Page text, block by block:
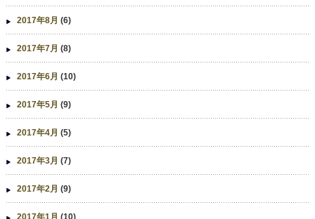
2017年8月 (6)
2017年7月 (8)
2017年6月 (10)
2017年5月 (9)
2017年4月 (5)
2017年3月 (7)
2017年2月 (9)
2017年1月 (10)